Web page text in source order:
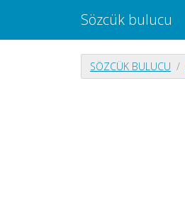
Sözcük bulucu
SÖZCÜK BULUCU